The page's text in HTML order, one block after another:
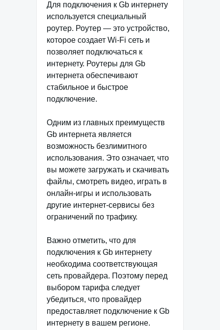
Для подключения к Gb интернету
используется специальный
роутер. Роутер — это устройство,
которое создает Wi-Fi сеть и
позволяет подключаться к
интернету. Роутеры для Gb
интернета обеспечивают
стабильное и быстрое
подключение.
Одним из главных преимуществ
Gb интернета является
возможность безлимитного
использования. Это означает, что
вы можете загружать и скачивать
файлы, смотреть видео, играть в
онлайн-игры и использовать
другие интернет-сервисы без
ограничений по трафику.
Важно отметить, что для
подключения к Gb интернету
необходима соответствующая
сеть провайдера. Поэтому перед
выбором тарифа следует
убедиться, что провайдер
предоставляет подключение к Gb
интернету в вашем регионе.